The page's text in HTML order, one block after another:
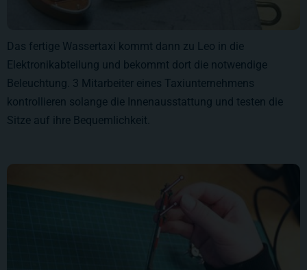
Das fertige Wassertaxi kommt dann zu Leo in die
Elektronikabteilung und bekommt dort die notwendige
Beleuchtung. 3 Mitarbeiter eines Taxiunternehmens
kontrollieren solange die Innenausstattung und testen die
Sitze auf ihre Bequemlichkeit.